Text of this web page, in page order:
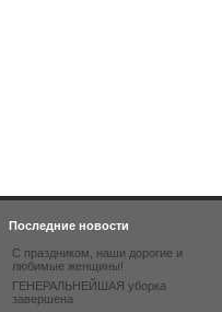
Последние новости
С праздником, наши дорогие и
любимые женщины!
ГЕНЕРАЛЬНЕЙШАЯ уборка
завершена